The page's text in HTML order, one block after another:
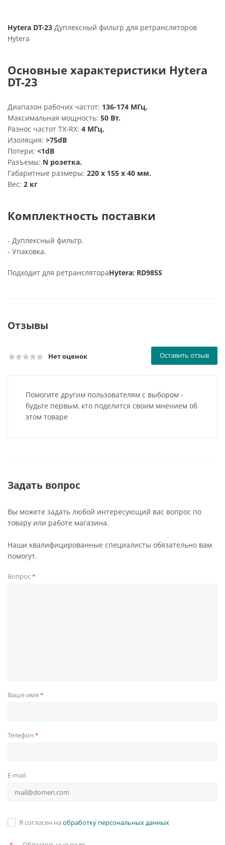
Hytera DT-23 Дуплексный фильтр для ретрансляторов
Hytera
Основные характеристики Hytera
DT-23
Диапазон рабочих частот: 136-174 МГц.
Максимальная мощность: 50 Вт.
Разнос частот TX-RX: 4 МГц.
Изоляция: >75dB
Потери: <1dB
Разъемы: N розетка.
Габаритные размеры: 220 х 155 х 40 мм.
Вес: 2 кг
Комплектность поставки
- Дуплексный фильтр.
- Упаковка.
Подходит для ретранслятораHytera: RD985S
Отзывы
Нет оценок Оставить отзыв
Помогите другим пользователям с выбором -
будьте первым, кто поделится своим мнением об
этом товаре
Задать вопрос
Вы можете задать любой интересующий вас вопрос по
товару или работе магазина.
Наши квалифицированные специалисты обязательно вам
помогут.
Вопрос*
Ваше имя *
Телефон *
E-mail
Я согласен на обработку персональных данных